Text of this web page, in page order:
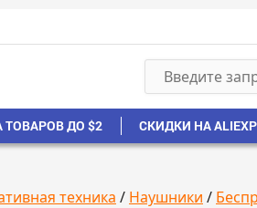
ДО $2 СКИДКИ НА
техника / Наушники /